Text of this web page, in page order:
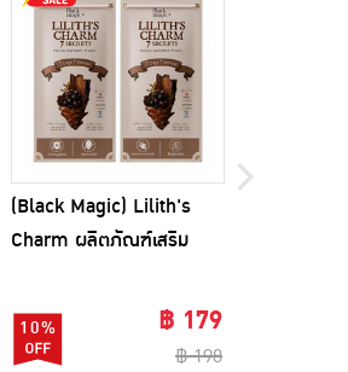
(Black Magic) Lilith's
Charm ผลิตภัณฑ์เสริม
ซอง
10% ฿ 179
฿ 198